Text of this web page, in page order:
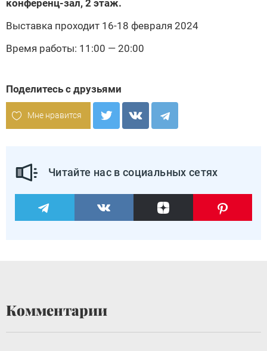
конференц-зал, 2 этаж.
Выставка проходит 16-18 февраля 2024
Время работы: 11:00 — 20:00
Поделитесь с друзьями
Мне нравится
Читайте нас в социальных сетях
Комментарии